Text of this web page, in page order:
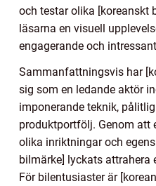
och testar olika [koreanskt
läsarna en visuell
engagerande och
Sammanfattningsvis har
sig som en ledande aktör
imponerande teknik,
produktportfölj. Genom att
olika inriktningar och
bilmärke] lyckats attrahera
För bilentusiaster är